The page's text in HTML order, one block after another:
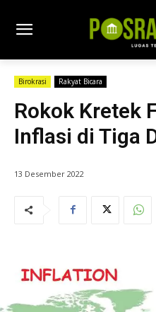
Birokrasi Rakyat Bicara
Rokok Kretek
Inflasi di Tiga
13 Desember 2022